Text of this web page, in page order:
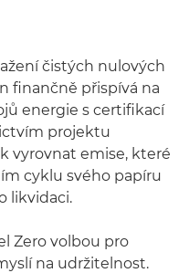
čistých nulových
finančně přispívá na
energie s certifikací
projektu
vyrovnat emise, které
cyklu svého papíru
likvidaci.
Zero volbou pro
na udržitelnost.